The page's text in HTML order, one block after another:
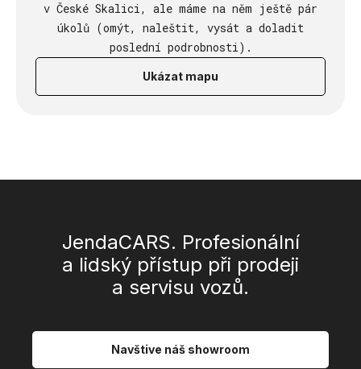
v České Skalici, ale máme na něm ještě pár
úkolů (omýt, naleštit, vysát a doladit
poslední podrobnosti).
Ukázat mapu
JendaCARS. Profesionální
a lidský přístup při prodeji
a servisu vozů.
Navštive náš showroom